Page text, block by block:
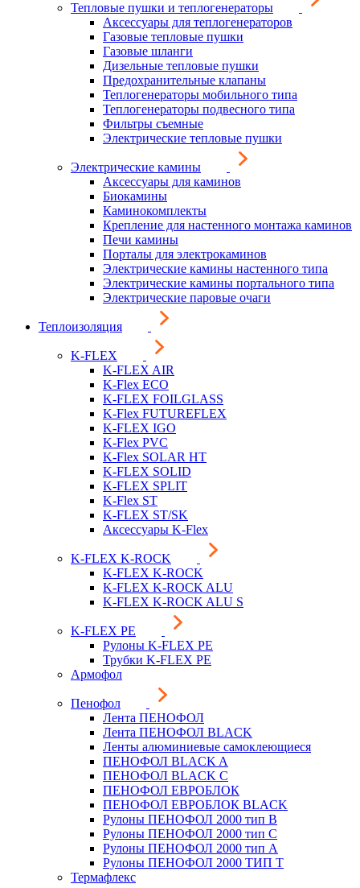
Тепловые пушки и теплогенераторы
Аксессуары для теплогенераторов
Газовые тепловые пушки
Газовые шланги
Дизельные тепловые пушки
Предохранительные клапаны
Теплогенераторы мобильного типа
Теплогенераторы подвесного типа
Фильтры съемные
Электрические тепловые пушки
Электрические камины
Аксессуары для каминов
Биокамины
Каминокомплекты
Крепление для настенного монтажа каминов
Печи камины
Порталы для электрокаминов
Электрические камины настенного типа
Электрические камины портального типа
Электрические паровые очаги
Теплоизоляция
K-FLEX
K-FLEX AIR
K-Flex ECO
K-FLEX FOILGLASS
K-Flex FUTUREFLEX
K-FLEX IGO
K-Flex PVC
K-Flex SOLAR HT
K-FLEX SOLID
K-FLEX SPLIT
K-Flex ST
K-FLEX ST/SK
Аксессуары K-Flex
K-FLEX K-ROCK
K-FLEX K-ROCK
K-FLEX K-ROCK ALU
K-FLEX K-ROCK ALU S
K-FLEX PE
Рулоны K-FLEX PE
Трубки K-FLEX PE
Армофол
Пенофол
Лента ПЕНОФОЛ
Лента ПЕНОФОЛ BLACK
Ленты алюминиевые самоклеющиеся
ПЕНОФОЛ BLACK A
ПЕНОФОЛ BLACK С
ПЕНОФОЛ ЕВРОБЛОК
ПЕНОФОЛ ЕВРОБЛОК BLACK
Рулоны ПЕНОФОЛ 2000 тип B
Рулоны ПЕНОФОЛ 2000 тип C
Рулоны ПЕНОФОЛ 2000 тип А
Рулоны ПЕНОФОЛ 2000 ТИП Т
Термафлекс